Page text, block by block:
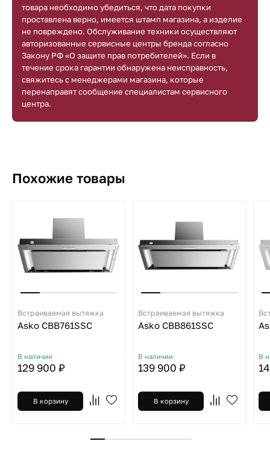
товара необходимо убедиться, что дата покупки
проставлена верно, имеется штамп магазина, а изделие
не повреждено. Обслуживание техники осуществляют
авторизованные сервисные центры бренда согласно
Закону РФ «О защите прав потребителей». Если в
течение срока гарантии обнаружена неисправность,
свяжитесь с менеджерами магазина, которые
перенаправят сообщение специалистам сервисного
центра.
Похожие товары
Встраиваемая вытяжка
Asko CBB761SSC
В наличии
129 900 ₽
В корзину
Встраиваемая вытяжка
Asko CBB861SSC
В наличии
139 900 ₽
В корзину
В